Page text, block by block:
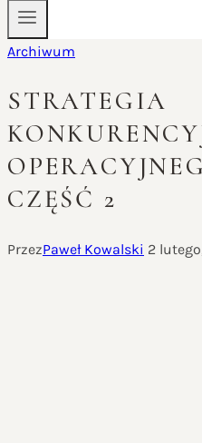
Archiwum
STRATEGIA
CZĘŚĆ 2
PrzezPaweł Kowalski 2